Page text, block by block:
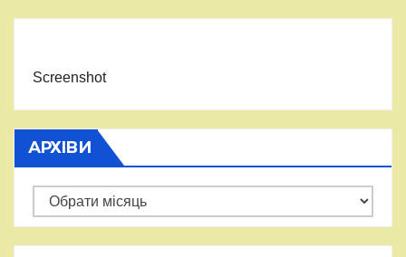
Screenshot
АРХІВИ
Архіви